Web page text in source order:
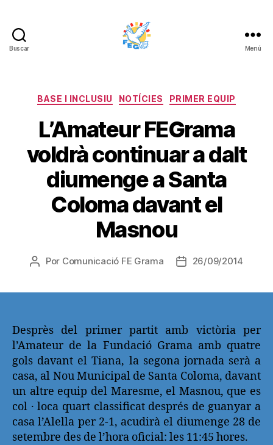
Buscar Menú
Categorías
BASE I INCLUSIU NOTÍCIES PRIMER EQUIP
L’Amateur FEGrama
voldrà continuar a dalt
diumenge a Santa
Coloma davant el
Masnou
Autor
Por Comunicació FE Grama
Fecha26/09/2014
Desprès del primer partit amb victòria per
l’Amateur de la Fundació Grama amb quatre
gols davant el Tiana, la segona jornada serà a
casa, al Nou Municipal de Santa Coloma, davant
un altre equip del Maresme, el Masnou, que es
col · loca quart classificat després de guanyar a
casa l’Alella per 2-1, acudirà el diumenge 28 de
setembre des de l’hora oficial: les 11:45 hores.